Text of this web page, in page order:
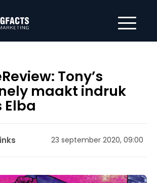
Tony’s
maakt indruk
Elba
23 september 2020, 09:00